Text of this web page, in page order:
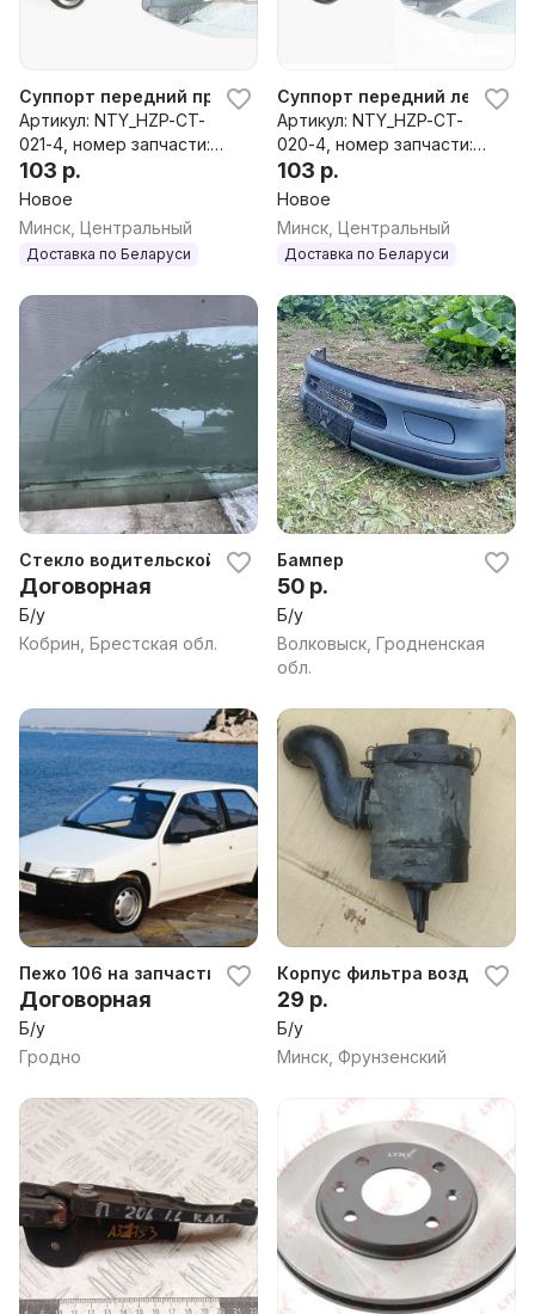
Суппорт передний правый Peugeot 106 1 поколение
Артикул: NTY_HZP-CT-
021-4, номер запчасти:
4400F5,95015070,441004,
4400K2,440094,440069
103 р.
Новое
Минск, Центральный
Доставка по Беларуси
Суппорт передний левый
Артикул: NTY_HZP-CT-
020-4, номер запчасти:
4400F4,95015069,441003,
4400K1,440093,440068
103 р.
Новое
Минск, Центральный
Доставка по Беларуси
Стекло водительской двери Пежо 106
Договорная
Б/у
Кобрин, Брестская обл.
Бампер
50 р.
Б/у
Волковыск, Гродненская
обл.
Пежо 106 на запчасти
Договорная
Б/у
Гродно
Корпус фильтра воздушного
29 р.
Б/у
Минск, Фрунзенский